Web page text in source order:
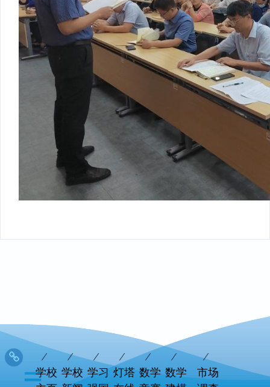
学校 学校 学习 灯塔 数学 数学
市场